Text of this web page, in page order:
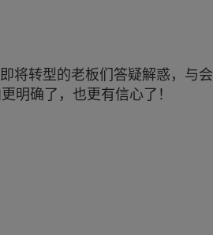
将转型的老板们答疑解惑，与会
明确了，也更有信心了！